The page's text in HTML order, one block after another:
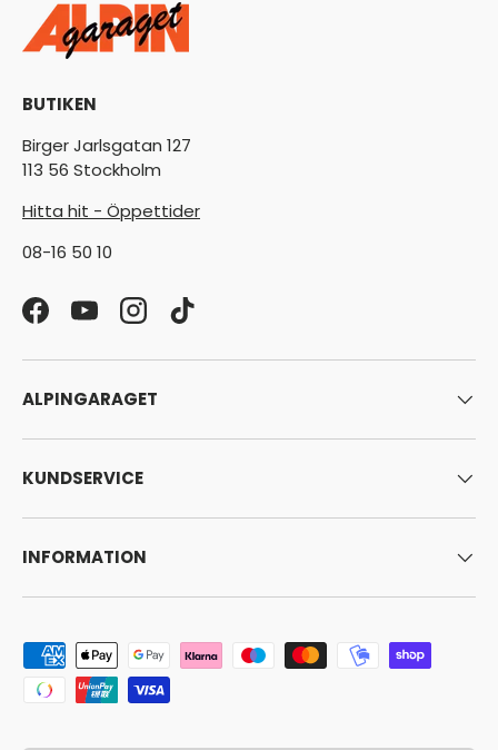
BUTIKEN
Birger Jarlsgatan 127
113 56 Stockholm
Hitta hit - Öppettider
08-16 50 10
FacebookYouTubeInstagram
TikTok
ALPINGARAGET
KUNDSERVICE
INFORMATION
Godkända betalningsmetoder